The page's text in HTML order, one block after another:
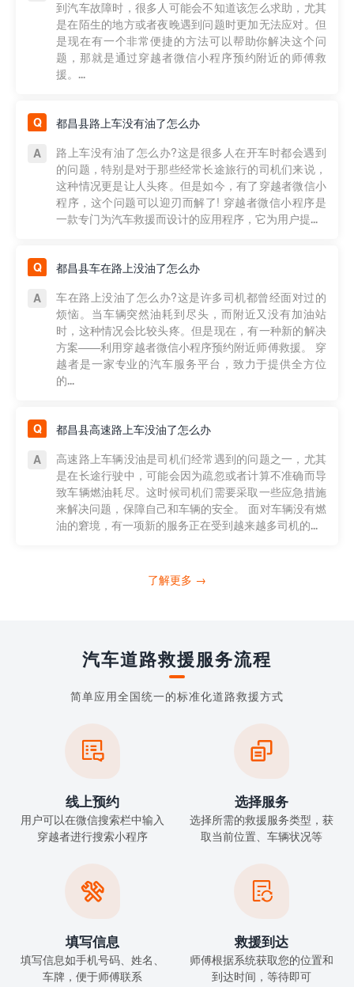
到汽车故障时，很多人可能会不知道该怎么求助，尤其
是在陌生的地方或者夜晚遇到问题时更加无法应对。但
是现在有一个非常便捷的方法可以帮助你解决这个问
题，那就是通过穿越者微信小程序预约附近的师傅救
援。...
都昌县路上车没有油了怎么办
路上车没有油了怎么办?这是很多人在开车时都会遇到
的问题，特别是对于那些经常长途旅行的司机们来说，
这种情况更是让人头疼。但是如今，有了穿越者微信小
程序，这个问题可以迎刃而解了! 穿越者微信小程序是
一款专门为汽车救援而设计的应用程序，它为用户提...
都昌县车在路上没油了怎么办
车在路上没油了怎么办?这是许多司机都曾经面对过的
烦恼。当车辆突然油耗到尽头，而附近又没有加油站
时，这种情况会比较头疼。但是现在，有一种新的解决
方案——利用穿越者微信小程序预约附近师傅救援。 穿
越者是一家专业的汽车服务平台，致力于提供全方位
的...
都昌县高速路上车没油了怎么办
高速路上车辆没油是司机们经常遇到的问题之一，尤其
是在长途行驶中，可能会因为疏忽或者计算不准确而导
致车辆燃油耗尽。这时候司机们需要采取一些应急措施
来解决问题，保障自己和车辆的安全。 面对车辆没有燃
油的窘境，有一项新的服务正在受到越来越多司机的...
了解更多 →
汽车道路救援服务流程
简单应用全国统一的标准化道路救援方式

线上预约
用户可以在微信搜索栏中输入
穿越者进行搜索小程序

选择服务
选择所需的救援服务类型，获
取当前位置、车辆状况等

填写信息
填写信息如手机号码、姓名、
车牌，便于师傅联系

救援到达
师傅根据系统获取您的位置和
到达时间，等待即可